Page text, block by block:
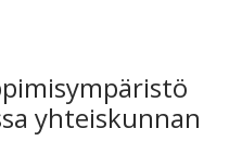
yhteiskunnan